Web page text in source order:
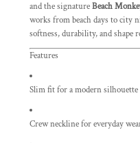
and the signatureBeach
works from beach days to city
softness, durability, and shape
Features
Slim fit for a modern silhouette
Crew neckline for everyday